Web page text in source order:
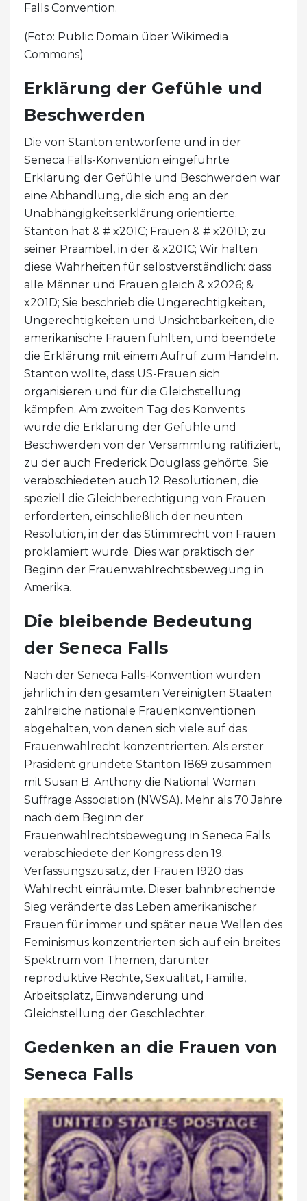
Falls Convention.
(Foto: Public Domain über Wikimedia
Commons)
Erklärung der Gefühle und
Beschwerden
Die von Stanton entworfene und in der
Seneca Falls-Konvention eingeführte
Erklärung der Gefühle und Beschwerden war
eine Abhandlung, die sich eng an der
Unabhängigkeitserklärung orientierte.
Stanton hat & # x201C; Frauen & # x201D; zu
seiner Präambel, in der & x201C; Wir halten
diese Wahrheiten für selbstverständlich: dass
alle Männer und Frauen gleich & x2026; &
x201D; Sie beschrieb die Ungerechtigkeiten,
Ungerechtigkeiten und Unsichtbarkeiten, die
amerikanische Frauen fühlten, und beendete
die Erklärung mit einem Aufruf zum Handeln.
Stanton wollte, dass US-Frauen sich
organisieren und für die Gleichstellung
kämpfen. Am zweiten Tag des Konvents
wurde die Erklärung der Gefühle und
Beschwerden von der Versammlung ratifiziert,
zu der auch Frederick Douglass gehörte. Sie
verabschiedeten auch 12 Resolutionen, die
speziell die Gleichberechtigung von Frauen
erforderten, einschließlich der neunten
Resolution, in der das Stimmrecht von Frauen
proklamiert wurde. Dies war praktisch der
Beginn der Frauenwahlrechtsbewegung in
Amerika.
Die bleibende Bedeutung
der Seneca Falls
Nach der Seneca Falls-Konvention wurden
jährlich in den gesamten Vereinigten Staaten
zahlreiche nationale Frauenkonventionen
abgehalten, von denen sich viele auf das
Frauenwahlrecht konzentrierten. Als erster
Präsident gründete Stanton 1869 zusammen
mit Susan B. Anthony die National Woman
Suffrage Association (NWSA). Mehr als 70 Jahre
nach dem Beginn der
Frauenwahlrechtsbewegung in Seneca Falls
verabschiedete der Kongress den 19.
Verfassungszusatz, der Frauen 1920 das
Wahlrecht einräumte. Dieser bahnbrechende
Sieg veränderte das Leben amerikanischer
Frauen für immer und später neue Wellen des
Feminismus konzentrierten sich auf ein breites
Spektrum von Themen, darunter
reproduktive Rechte, Sexualität, Familie,
Arbeitsplatz, Einwanderung und
Gleichstellung der Geschlechter.
Gedenken an die Frauen von
Seneca Falls